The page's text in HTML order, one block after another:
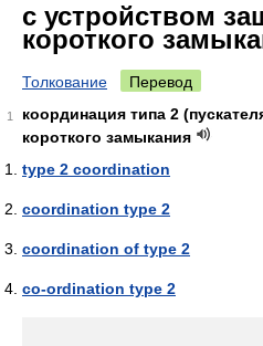
с устройством
короткого
Толкование Перевод
1
координация типа 2
короткого замыкания
type 2 coordination
coordination type 2
coordination of type 2
co-ordination type 2